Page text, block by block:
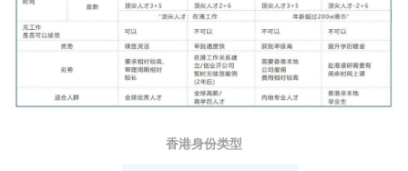
香港身份类型